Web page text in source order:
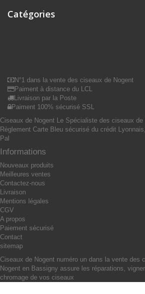
Catégories
N°1 dans la vente des ciseaux de Nogent
Paiment à distance du LCL
Livraison par la Poste
Paiment 100% sécurisé SSL
Ciseaux de Nogent Le Spécialiste des ciseaux
Règlement Carte Bleu sécurisé du crédit
Pal
Informations
Nouveaux produits
Meilleures ventes
Contactez-nous
Livraison
Mentions légales
CGV
A propos
Paiement sécurisé
Contact
sitemap
Ciseaux de Nogent numéro un dans la vente des
Nogent en Bassigny assure les réparations,
chromage de vos ciseaux